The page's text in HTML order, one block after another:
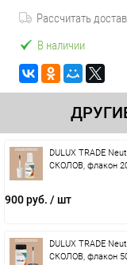
Рассчитать
В наличии
DULUX TRADE
СКОЛОВ, флакон
900 руб. / шт
DULUX TRADE
СКОЛОВ, флакон